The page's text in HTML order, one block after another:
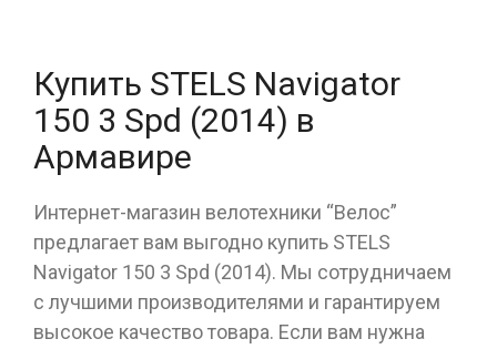
Купить STELS Navigator
150 3 Spd (2014) в
Армавире
Интернет-магазин велотехники “Велос”
предлагает вам выгодно купить STELS
Navigator 150 3 Spd (2014). Мы сотрудничаем
с лучшими производителями и гарантируем
высокое качество товара. Если вам нужна